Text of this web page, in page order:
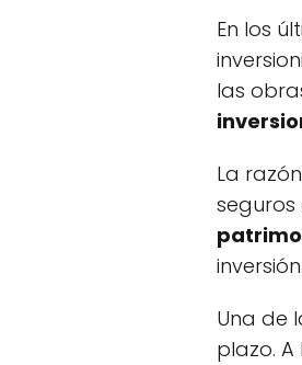
En los
las
La
Una de
plazo.